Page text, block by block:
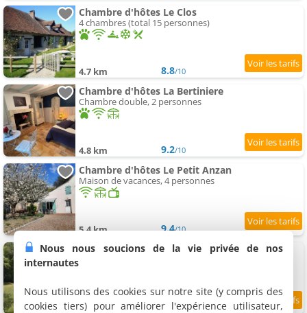
Chambre d'hôtes Le Clos
4 chambres (total 15 personnes)
4.7 km 8.8/10
Chambre d'hôtes La Bertiniere
Chambre double, 2 personnes
4.8 km 9.2/10
Chambre d'hôtes Le Petit Anzan
Maison de vacances, 4 personnes
5.4 km 9.4/10
Chambres d'hôtes Entre les branches
5.6 km 9.6/10
Nous nous soucions de la vie privée de nos
internautes
Nous utilisons des cookies sur notre site (y compris des
cookies tiers) pour améliorer l'expérience utilisateur,